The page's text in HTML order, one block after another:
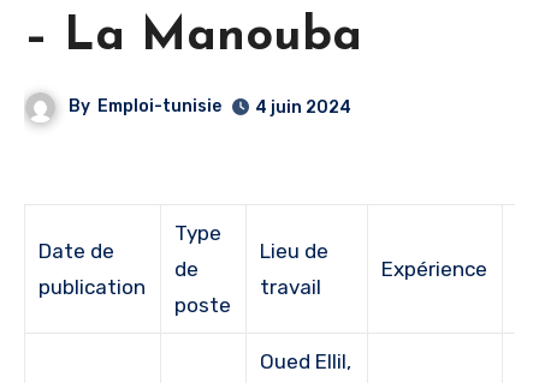
– La Manouba
By Emploi-tunisie 4 juin 2024
Date de
publication
Type
de
poste
Lieu de
travail
Expérience
Oued Ellil,